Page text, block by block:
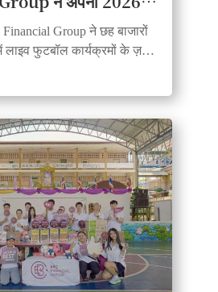
वॉच-पार्टी श्रृंखला का
Financial Group ने छह बाजारों
लाइव फुटबॉल कार्यक्रमों के ज़रिये
और समर्थकों को एकजुट किया।